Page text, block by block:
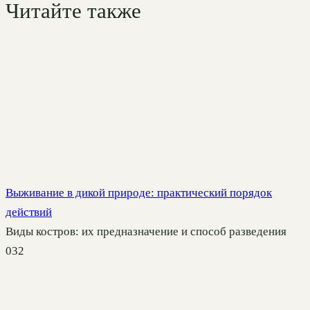
Читайте также
Выживание в дикой природе: практический порядок
действий
Виды костров: их предназначение и способ разведения
032